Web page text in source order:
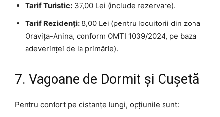
Tarif Turistic: 37,00 Lei (include rezervare).
Tarif Rezidenți: 8,00 Lei (pentru locuitorii din zona
Oravița-Anina, conform OMTI 1039/2024, pe baza
adeverinței de la primărie).
7. Vagoane de Dormit și Cușetă
Pentru confort pe distanțe lungi, opțiunile sunt: